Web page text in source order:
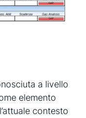
a livello
elemento
contesto